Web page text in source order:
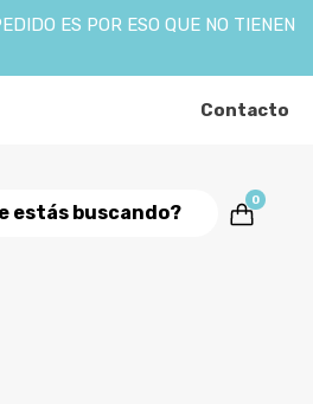
ES POR ESO QUE NO TIENEN
Contacto
0